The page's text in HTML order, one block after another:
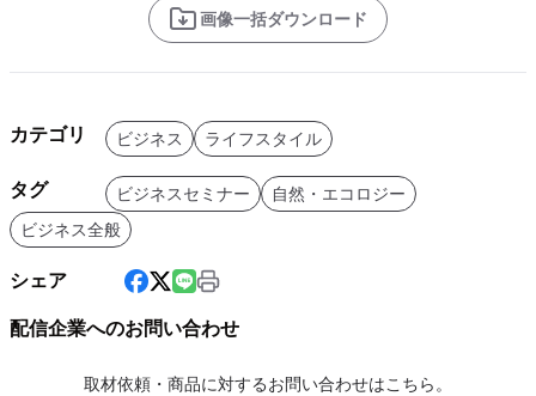
画像一括ダウンロード
カテゴリ ビジネス ライフスタイル
タグ ビジネスセミナー
自然・エコロジー
ビジネス全般
シェア
配信企業へのお問い合わせ
取材依頼・商品に対するお問い合わせはこちら。